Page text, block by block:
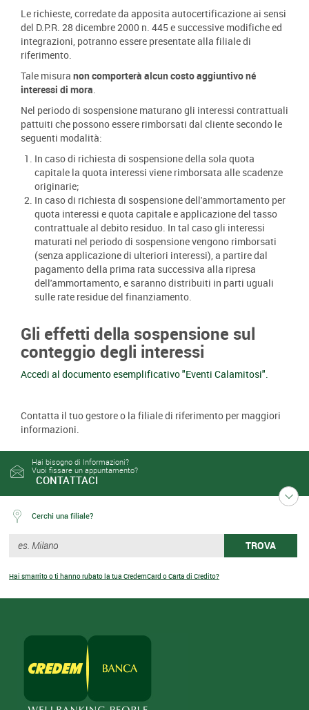
Le richieste, corredate da apposita autocertificazione ai sensi
del D.P.R. 28 dicembre 2000 n. 445 e successive modifiche ed
integrazioni, potranno essere presentate alla filiale di
riferimento.
Tale misura non comporterà alcun costo aggiuntivo né
interessi di mora.
Nel periodo di sospensione maturano gli interessi contrattuali
pattuiti che possono essere rimborsati dal cliente secondo le
seguenti modalità:
In caso di richiesta di sospensione della sola quota
capitale la quota interessi viene rimborsata alle scadenze
originarie;
In caso di richiesta di sospensione dell'ammortamento per
quota interessi e quota capitale e applicazione del tasso
contrattuale al debito residuo. In tal caso gli interessi
maturati nel periodo di sospensione vengono rimborsati
(senza applicazione di ulteriori interessi), a partire dal
pagamento della prima rata successiva alla ripresa
dell'ammortamento, e saranno distribuiti in parti uguali
sulle rate residue del finanziamento.
Gli effetti della sospensione sul
conteggio degli interessi
Accedi al documento esemplificativo "Eventi Calamitosi".
Contatta il tuo gestore o la filiale di riferimento per maggiori
informazioni.
Hai bisogno di Informazioni?
Vuoi fissare un appuntamento?
CONTATTACI
Cerchi una filiale?
TROVA
Hai smarrito o ti hanno rubato la tua CredemCard o Carta di Credito?